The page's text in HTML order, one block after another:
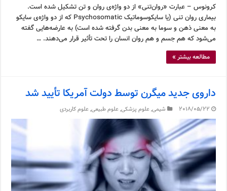
کرونوس – عبارت «روان‌تنی» از دو واژه‌ی روان و تن تشکیل شده است.
بیماری روان تنی (یا سایکوسوماتیک Psychosomatic که از دو واژه‌ی سایکو
به معنی ذهن و سوما به معنی بدن گرفته شده است) به عارضه‌هایی گفته
می‌شود که هم جسم و هم روان انسان را تحت تأثیر قرار می‌دهند. …
مطالعه بیشتر »
داروی جدید میگرن توسط دولت آمریکا تأیید شد
2018/05/22 شیمی,علوم پزشکی,علوم طبیعی,علوم کاربردی